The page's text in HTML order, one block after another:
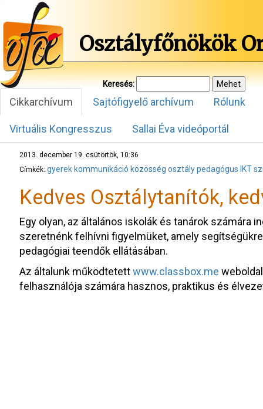
Osztályfőnökök
Keresés:
Cikkarchívum Sajtófigyelő archívum Rólunk
Virtuális Kongresszus Sallai Éva videóportál
2013. december 19. csütörtök, 10:36
Címkék: gyerek kommunikáció közösség osztálypedagógus IKT
Kedves Osztálytanítók,
Egy olyan, az általános iskolák és tanárok számára
szeretnénk felhívni figyelmüket, amely
pedagógiai teendők ellátásában.
Az általunk működtetettwww.classbox.me
felhasználója számára hasznos, praktikus és